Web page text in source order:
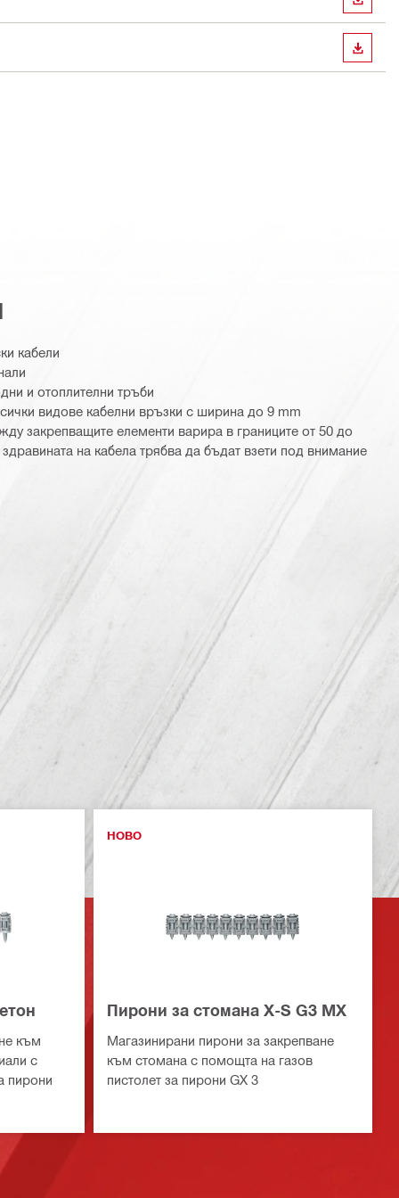
кабели
и отоплителни тръби
видове кабелни връзки с ширина до 9 mm
закрепващите елементи варира в границите от 50 до
на кабела трябва да бъдат взети под внимание
към
с
пирони
НОВО
Пирони за стомана X-S G3 MX
Магазинирани пирони за закрепване
към стомана с помощта на газов
пистолет за пирони GX 3